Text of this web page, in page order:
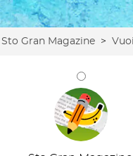
Sto Gran Magazine >